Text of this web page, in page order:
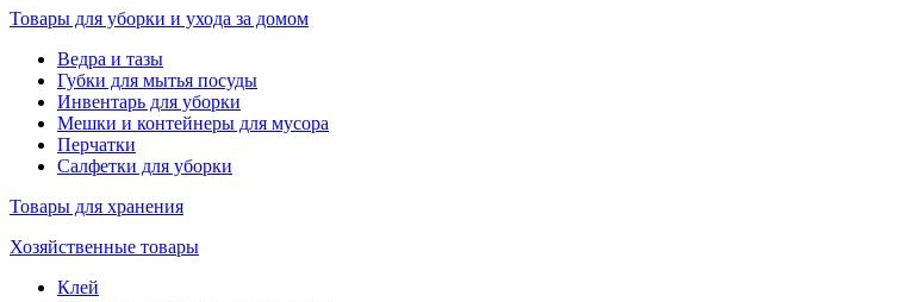
Товары для уборки и ухода за домом
Ведра и тазы
Губки для мытья посуды
Инвентарь для уборки
Мешки и контейнеры для мусора
Перчатки
Салфетки для уборки
Товары для хранения
Хозяйственные товары
Клей